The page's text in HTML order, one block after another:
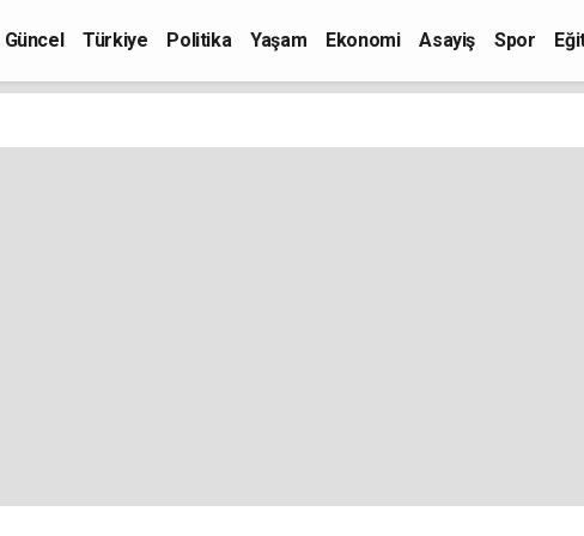
Güncel Türkiye Politika Yaşam Ekonomi Asayiş Spor